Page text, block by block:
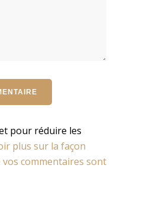
pour réduire les
plus sur la façon
commentaires sont